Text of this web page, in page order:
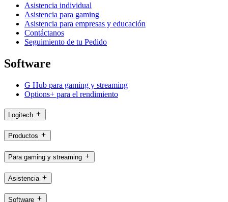
Asistencia individual
Asistencia para gaming
Asistencia para empresas y educación
Contáctanos
Seguimiento de tu Pedido
Software
G Hub para gaming y streaming
Options+ para el rendimiento
Logitech
Productos
Para gaming y streaming
Asistencia
Software